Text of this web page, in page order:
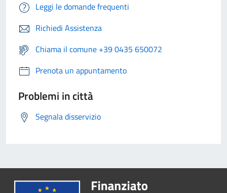
Leggi le domande frequenti
Richiedi Assistenza
Chiama il comune +39 0435 650072
Prenota un appuntamento
Problemi in città
Segnala disservizio